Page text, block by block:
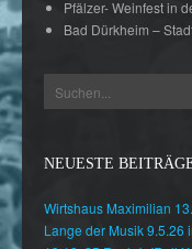
Pfälzer- Weinfest in
Bad Dürkheim –
NEUESTE
Wirtshaus Maximilian
Lange der Musik 9.5.26